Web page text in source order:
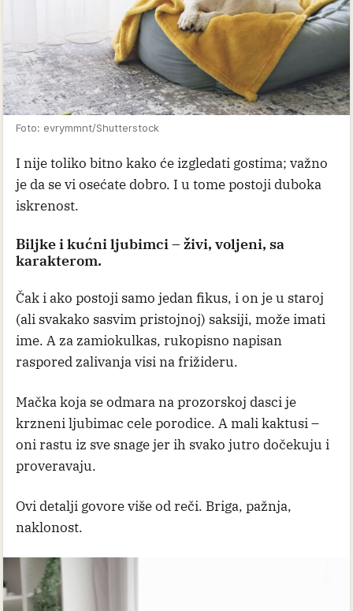
Foto: evrymmnt/Shutterstock
I nije toliko bitno kako će izgledati gostima; važno
je da se vi osećate dobro. I u tome postoji duboka
iskrenost.
Biljke i kućni ljubimci – živi, voljeni, sa
karakterom.
Čak i ako postoji samo jedan fikus, i on je u staroj
(ali svakako sasvim pristojnoj) saksiji, može imati
ime. A za zamiokulkas, rukopisno napisan
raspored zalivanja visi na frižideru.
Mačka koja se odmara na prozorskoj dasci je
krzneni ljubimac cele porodice. A mali kaktusi –
oni rastu iz sve snage jer ih svako jutro dočekuju i
proveravaju.
Ovi detalji govore više od reči. Briga, pažnja,
naklonost.